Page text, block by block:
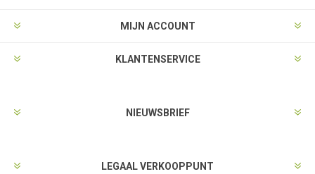
MIJN ACCOUNT
KLANTENSERVICE
NIEUWSBRIEF
LEGAAL VERKOOPPUNT